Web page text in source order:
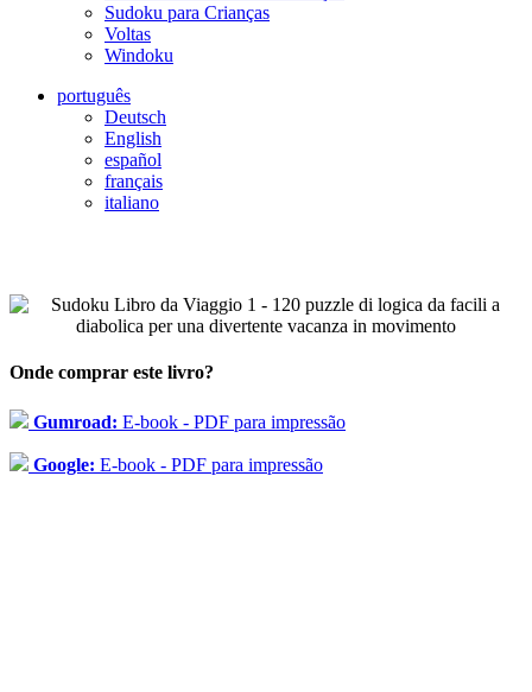
Sudoku para Crianças
Voltas
Windoku
português
Deutsch
English
español
français
italiano
Onde comprar este livro?
Gumroad: E-book - PDF para impressão
Google: E-book - PDF para impressão